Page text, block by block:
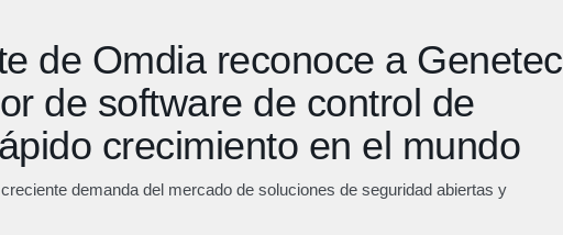
de Omdia reconoce a Genetec
de software de control de
crecimiento en el mundo
demanda del mercado de soluciones de seguridad abiertas y